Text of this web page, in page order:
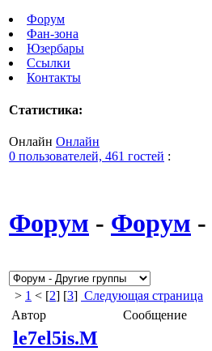
Форум
Фан-зона
Юзербары
Ссылки
Контакты
Статистика:
Онлайн Онлайн
0 пользователей, 461 гостей :
Форум - Форум -
> 1 < [2] [3] Следующая страница
Автор
Сообщение
le7el5is.M